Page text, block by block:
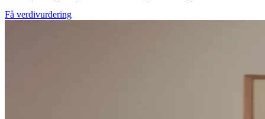
Få verdivurdering